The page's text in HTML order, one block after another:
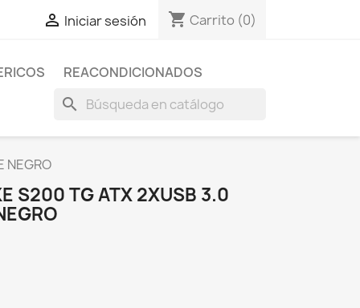
 Iniciar sesión shopping_cart Carrito (0)
REACONDICIONADOS
search
NEGRO
S200 TG ATX 2XUSB 3.0